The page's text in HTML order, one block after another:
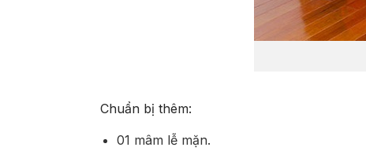
Chuẩn bị thêm:
01 mâm lễ mặn.